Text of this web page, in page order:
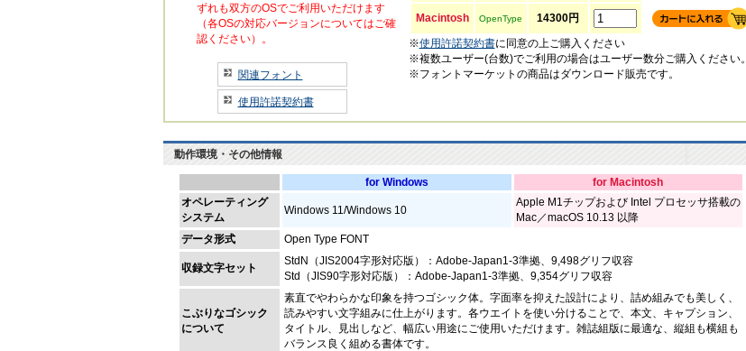
ずれも双方のOSでご利用いただけます
（各OSの対応バージョンについてはご確
認ください）。
関連フォント
使用許諾契約書
Macintosh OpenType
14300円
※使用許諾契約書に同意の上ご購入ください
※複数ユーザー(台数)でご利用の場合はユーザー数分ご購入ください。
※フォントマーケットの商品はダウンロード販売です。
動作環境・その他情報
for Windows
for Macintosh
オペレーティング
システム
Windows 11/Windows 10
Apple M1チップおよび Intel プロセッサ搭載の
Mac／macOS 10.13 以降
データ形式
Open Type FONT
収録文字セット
StdN（JIS2004字形対応版）：Adobe-Japan1-3準拠、9,498グリフ収容
Std（JIS90字形対応版）：Adobe-Japan1-3準拠、9,354グリフ収容
こぶりなゴシック
について
素直でやわらかな印象を持つゴシック体。字面率を抑えた設計により、詰め組みでも美しく、
読みやすい文字組みに仕上がります。各ウエイトを使い分けることで、本文、キャプション、
タイトル、見出しなど、幅広い用途にご使用いただけます。雑誌組版に最適な、縦組も横組も
バランス良く組める書体です。